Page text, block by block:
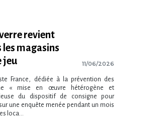
revient
les magasins
jeu
11/06/2026
France, dédiée à la prévention des
« mise en œuvre hétérogène et
du dispositif de consigne pour
une enquête menée pendant un mois
loca...